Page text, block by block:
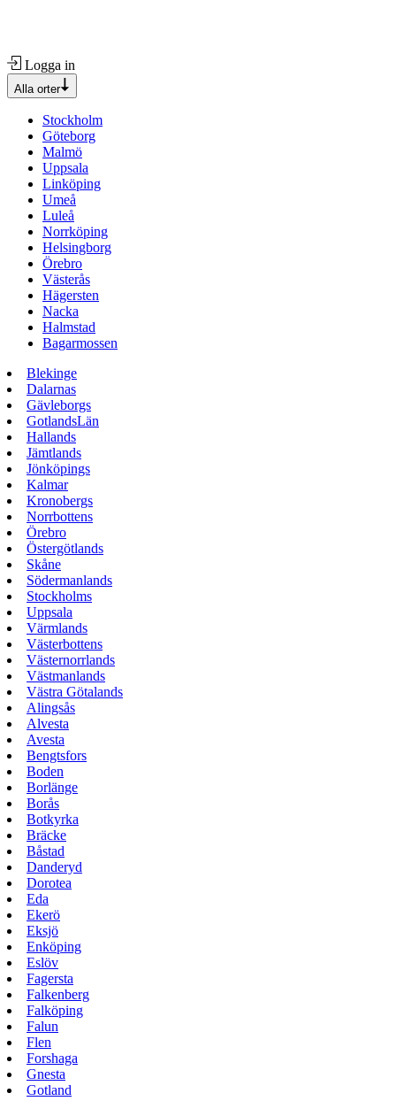
Logga in
Alla orter
Stockholm
Göteborg
Malmö
Uppsala
Linköping
Umeå
Luleå
Norrköping
Helsingborg
Örebro
Västerås
Hägersten
Nacka
Halmstad
Bagarmossen
Blekinge
Dalarnas
Gävleborgs
GotlandsLän
Hallands
Jämtlands
Jönköpings
Kalmar
Kronobergs
Norrbottens
Örebro
Östergötlands
Skåne
Södermanlands
Stockholms
Uppsala
Värmlands
Västerbottens
Västernorrlands
Västmanlands
Västra Götalands
Alingsås
Alvesta
Avesta
Bengtsfors
Boden
Borlänge
Borås
Botkyrka
Bräcke
Båstad
Danderyd
Dorotea
Eda
Ekerö
Eksjö
Enköping
Eslöv
Fagersta
Falkenberg
Falköping
Falun
Flen
Forshaga
Gnesta
Gotland